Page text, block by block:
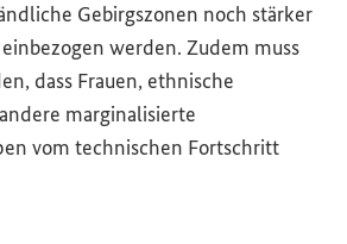
Gebirgszonen noch stärker
werden. Zudem muss
dass Frauen, ethnische
marginalisierte
vom technischen Fortschritt